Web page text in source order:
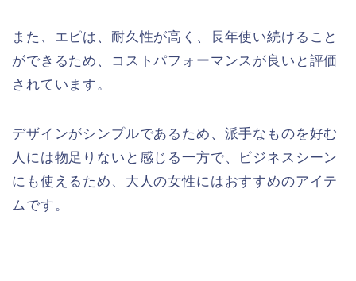
また、エピは、耐久性が高く、長年使い続けること
ができるため、コストパフォーマンスが良いと評価
されています。
デザインがシンプルであるため、派手なものを好む
人には物足りないと感じる一方で、ビジネスシーン
にも使えるため、大人の女性にはおすすめのアイテ
ムです。